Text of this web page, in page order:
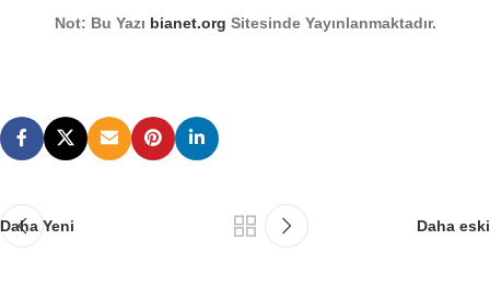
Not: Bu Yazı bianet.org Sitesinde Yayınlanmaktadır.
Daha Yeni Daha eski